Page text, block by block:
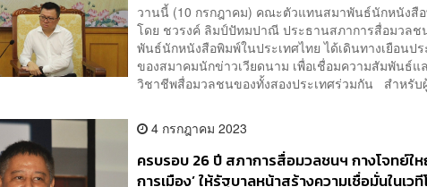
วานนี้ (10 กรกฎาคม) คณะตัวแทนสมาพันธ์นักหนังสือ
โดย ชวรงค์ ลิมป์ปัทมปาณี ประธานสภาการสื่อมวล
พันธ์นักหนังสือพิมพ์ในประเทศไทย ได้เดินทางเยือนป
ของสมาคมนักข่าวเวียดนาม เพื่อเชื่อมความสัมพันธ์
วิชาชีพสื่อมวลชนของทั้งสองประเทศร่วมกัน สำหรั
4 กรกฎาคม 2023
ครบรอบ 26 ปี สภาการสื่อมวลชนฯ กางโจทย์ใ
การเมือง’ ให้รัฐบาลหน้าสร้างความเชื่อมั่นในเว